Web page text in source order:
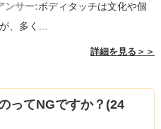
ンサー:ボディタッチは文化や個
、多く...
詳細を見る＞＞
ってNGですか？(24